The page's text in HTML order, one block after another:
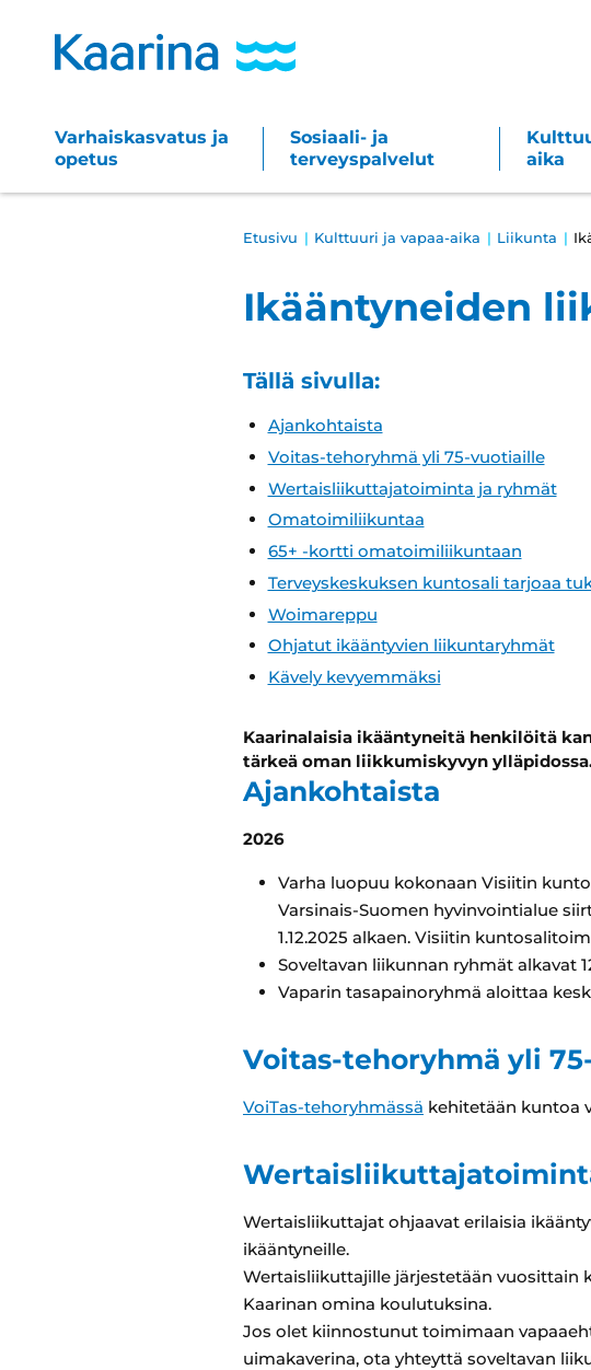
sisältöön
Main
navigation
Varhaiskasvatus ja
opetus
Sosiaali- ja
terveyspalvelut
aika
Breadcrumb
Etusivu Kulttuuri ja vapaa-aika Liikunta
Ikääntyneiden
Tällä sivulla:
Ajankohtaista
Voitas-tehoryhmä yli 75-vuotiaille
Wertaisliikuttajatoiminta ja ryhmät
Omatoimiliikuntaa
65+ -kortti omatoimiliikuntaan
Terveyskeskuksen kuntosali tarjoaa
Woimareppu
Ohjatut ikääntyvien liikuntaryhmät
Kävely kevyemmäksi
Kaarinalaisia ikääntyneitä henkilöitä
tärkeä oman liikkumiskyvyn
Ajankohtaista
2026
Varha luopuu kokonaan Visiitin
Varsinais-Suomen hyvinvointialue
1.12.2025 alkaen. Visiitin
Soveltavan liikunnan ryhmät alkavat
Vaparin tasapainoryhmä aloittaa
Voitas-tehoryhmä yli
VoiTas-tehoryhmässä kehitetään kuntoa
Wertaisliikuttajat ohjaavat erilaisia
ikääntyneille.
Wertaisliikuttajille järjestetään vuosittain
Kaarinan omina koulutuksina.
Jos olet kiinnostunut toimimaan
uimakaverina, ota yhteyttä soveltavan